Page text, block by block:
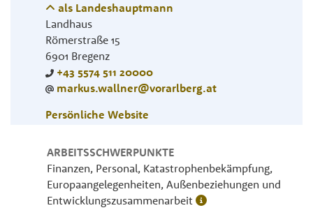
als Landeshauptmann
Landhaus
Römerstraße 15
6901 Bregenz
+43 5574 511 20000
markus.wallner@vorarlberg.at
Persönliche Website
ARBEITSSCHWERPUNKTE
Finanzen, Personal, Katastrophenbekämpfung,
Europaangelegenheiten, Außenbeziehungen und
Entwicklungszusammenarbeit